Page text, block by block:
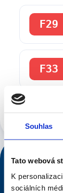
Souhlas
Tato webová
K
sociálních
F29
F33